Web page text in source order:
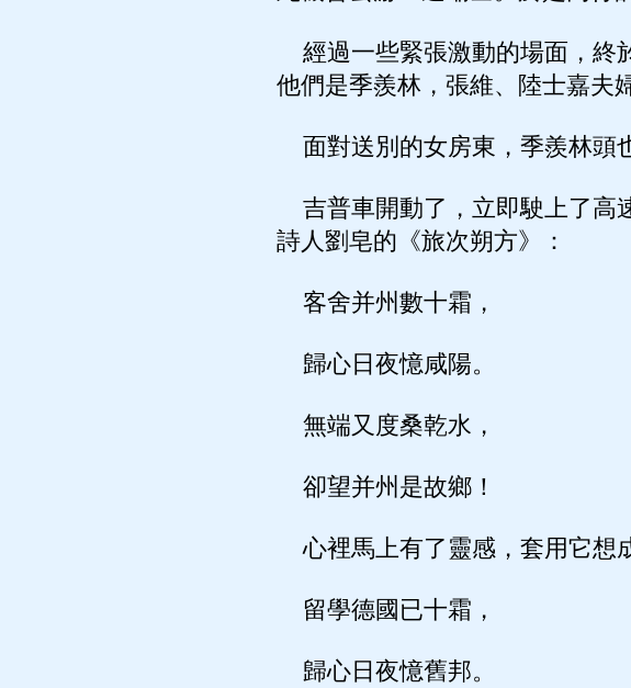
經過一些緊張激動的場面，終
他們是季羨林，張維、陸士嘉夫
面對送別的女房東，季羨林頭
吉普車開動了，立即駛上了高
詩人劉皂的《旅次朔方》：
客舍并州數十霜，
歸心日夜憶咸陽。
無端又度桑乾水，
卻望并州是故鄉！
心裡馬上有了靈感，套用它想
留學德國已十霜，
歸心日夜憶舊邦。